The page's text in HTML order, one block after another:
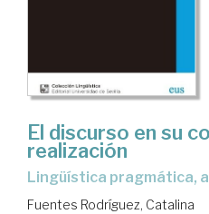
El discurso en su
realización
lingüística pragmática,
Fuentes Rodríguez, Catalina